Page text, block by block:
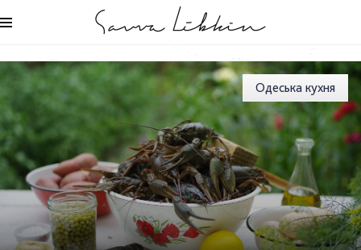
Одеська кухня